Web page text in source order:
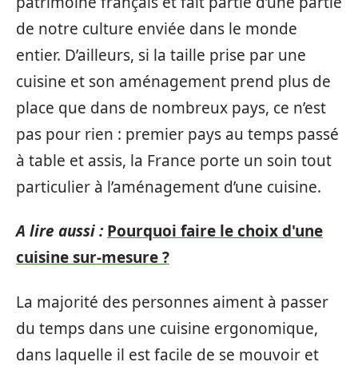
de notre culture enviée dans le monde
entier. D’ailleurs, si la taille prise par une
cuisine et son aménagement prend plus de
place que dans de nombreux pays, ce n’est
pas pour rien : premier pays au temps passé
à table et assis, la France porte un soin tout
particulier à l’aménagement d’une cuisine.
A lire aussi : Pourquoi faire le choix d'une
cuisine sur-mesure ?
La majorité des personnes aiment à passer
du temps dans une cuisine ergonomique,
dans laquelle il est facile de se mouvoir et